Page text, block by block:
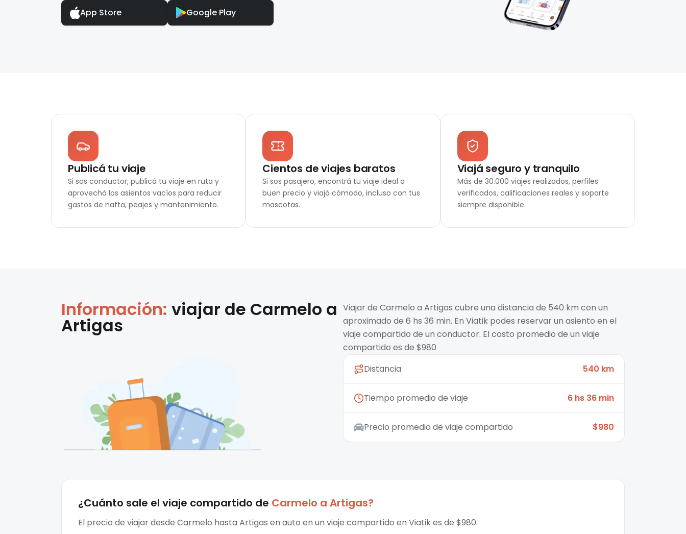
App Store
Google Play
Publicá tu viaje
Si sos conductor, publicá tu viaje en ruta y
aprovechá los asientos vacíos para reducir
gastos de nafta, peajes y mantenimiento.
Cientos de viajes baratos
Si sos pasajero, encontrá tu viaje ideal a
buen precio y viajá cómodo, incluso con tus
mascotas.
Viajá seguro y tranquilo
Más de 30.000 viajes realizados, perfiles
verificados, calificaciones reales y soporte
siempre disponible.
Información: viajar de Carmelo a
Artigas
Viajar de Carmelo a Artigas cubre una distancia de 540 km con un
aproximado de 6 hs 36 min. En Viatik podes reservar un asiento en el
viaje compartido de un conductor. El costo promedio de un viaje
compartido es de $980
Distancia
540 km
Tiempo promedio de viaje 6 hs 36 min
Precio promedio de viaje compartido $980
¿Cuánto sale el viaje compartido de Carmelo a Artigas?
El precio de viajar desde Carmelo hasta Artigas en auto en un viaje compartido en Viatik es de $980.